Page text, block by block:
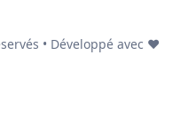
• Développé avec ❤️